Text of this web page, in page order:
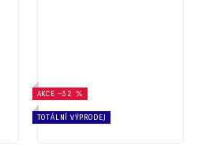
AKCE –32 %
TOTÁLNÍ VÝPRODEJ